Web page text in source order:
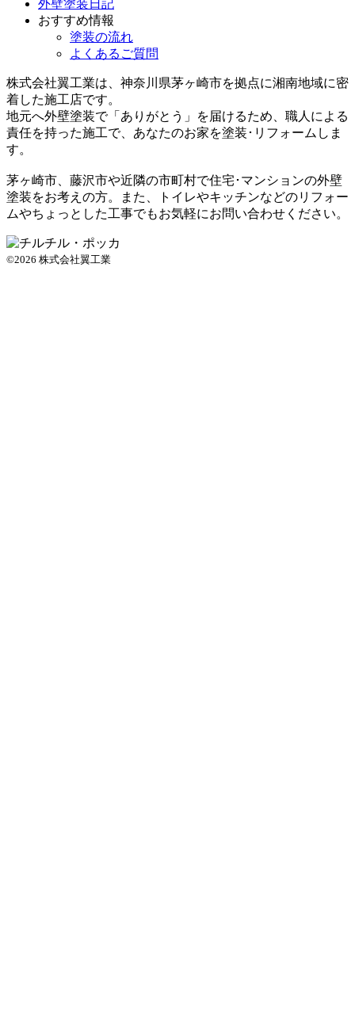
外壁塗装日記
おすすめ情報
塗装の流れ
よくあるご質問
株式会社翼工業は、神奈川県茅ヶ崎市を拠点に湘南地域に密
着した施工店です。
地元へ外壁塗装で「ありがとう」
を届けるため、職人による
責任を持った施工で、あなたのお家を塗装･リフォームしま
す。
茅ヶ崎市、藤沢市や近隣の市町村で住宅･マンションの外壁
塗装をお考えの方。また、トイレやキッチンなどのリフォー
ムやちょっとした工事でもお気軽にお問い合わせください。
©2026 株式会社翼工業